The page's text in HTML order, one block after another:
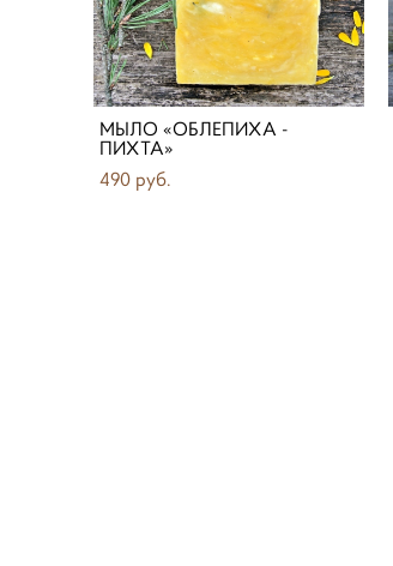
МЫЛО «ОБЛЕПИХА -
ПИХТА»
490 pуб.